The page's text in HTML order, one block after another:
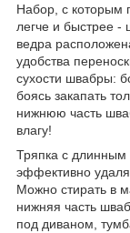
Набор, с которым
легче и быстрее -
ведра
удобства
сухости швабры:
боясь закапать
нижнюю часть
влагу!
Тряпка с
эффективно
Можно стирать в
нижняя часть
под диваном,